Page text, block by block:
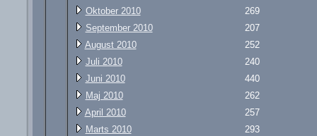
Oktober 2010
269
September 2010
207
August 2010
252
Juli 2010
240
Juni 2010
440
Maj 2010
262
April 2010
257
Marts 2010
293